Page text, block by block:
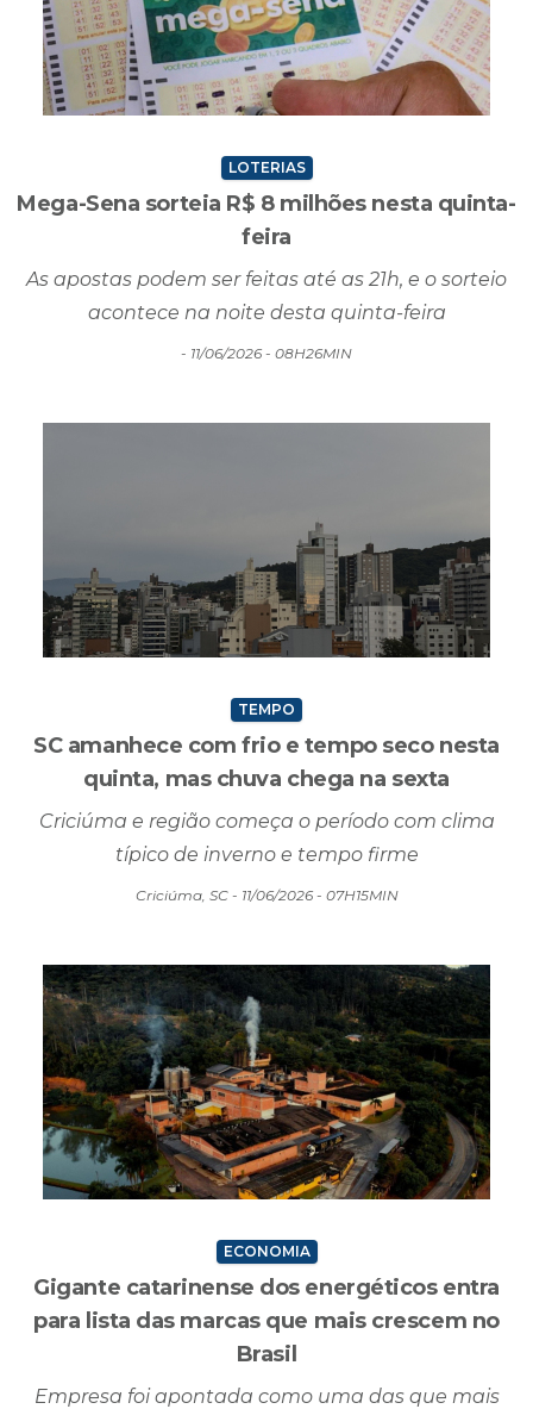
LOTERIAS
Mega-Sena sorteia R$ 8 milhões nesta quinta-
feira
As apostas podem ser feitas até as 21h, e o sorteio
acontece na noite desta quinta-feira
- 11/06/2026 - 08H26MIN
TEMPO
SC amanhece com frio e tempo seco nesta
quinta, mas chuva chega na sexta
Criciúma e região começa o período com clima
típico de inverno e tempo firme
Criciúma, SC - 11/06/2026 - 07H15MIN
ECONOMIA
Gigante catarinense dos energéticos entra
para lista das marcas que mais crescem no
Brasil
Empresa foi apontada como uma das que mais